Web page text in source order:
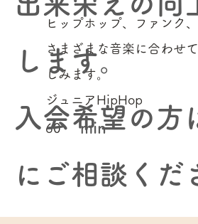
ヒップホップ、ファンク
さまざまな音楽に合わせ
しみます。
ジュニアHipHop
60 min
します。
入会希望の方
にご相談くだ